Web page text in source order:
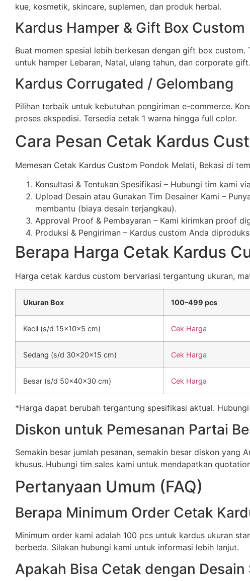
kue, kosmetik, skincare, suplemen, dan produk herbal.
Kardus Hamper & Gift Box Custom
Buat momen spesial lebih berkesan dengan gift box
untuk hamper Lebaran, Natal, ulang tahun, dan corporate gift.
Kardus Corrugated / Gelombang
Pilihan terbaik untuk kebutuhan pengiriman e-commerce.
proses ekspedisi. Tersedia cetak 1 warna hingga full color.
Cara Pesan Cetak Kardus
Memesan Cetak Kardus Custom Pondok Melati, Bekasi di
Konsultasi & Tentukan Spesifikasi – Hubungi tim kami
Upload Desain atau Gunakan Tim Desainer Kami –
membantu (biaya desain terjangkau).
Approval Proof & Pembayaran – Kami kirimkan proof
Produksi & Pengiriman – Kardus custom Anda
Berapa Harga Cetak Kardus
Harga cetak kardus custom bervariasi tergantung ukuran,
Ukuran Box 100–499 pcs
Kecil (s/d 15x10x5 cm) Cek Harga
Sedang (s/d 30x20x15 cm) Cek Harga
Besar (s/d 50x40x30 cm) Cek Harga
*Harga dapat berubah tergantung spesifikasi aktual.
Diskon untuk Pemesanan Partai
Semakin besar jumlah pesanan, semakin besar diskon yang
khusus. Hubungi tim sales kami untuk mendapatkan
Pertanyaan Umum (FAQ)
Berapa Minimum Order Cetak
Minimum order kami adalah 100 pcs untuk kardus ukuran
berbeda. Silakan hubungi kami untuk informasi lebih lanjut.
Apakah Bisa Cetak dengan Desain